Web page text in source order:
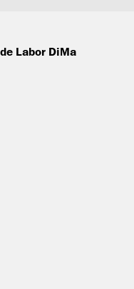
Labor DiMa